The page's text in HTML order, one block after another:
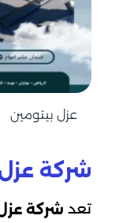
عزل بيتومين
شركة
تعد شركة